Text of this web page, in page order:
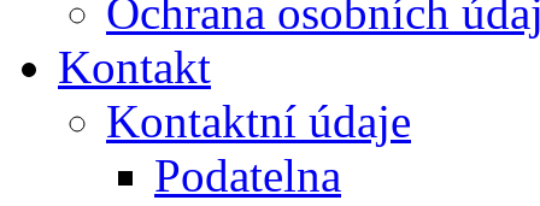
Ochrana osobních
Kontakt
Kontaktní údaje
Podatelna